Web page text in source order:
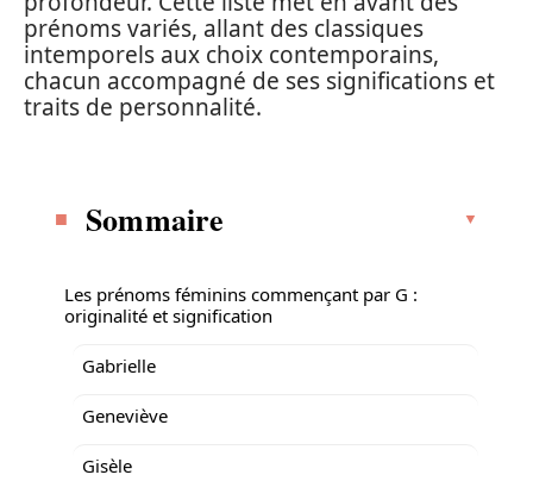
prénoms variés, allant des classiques
intemporels aux choix contemporains,
chacun accompagné de ses significations et
traits de personnalité.
Sommaire
Les prénoms féminins commençant par G :
originalité et signification
Gabrielle
Geneviève
Gisèle